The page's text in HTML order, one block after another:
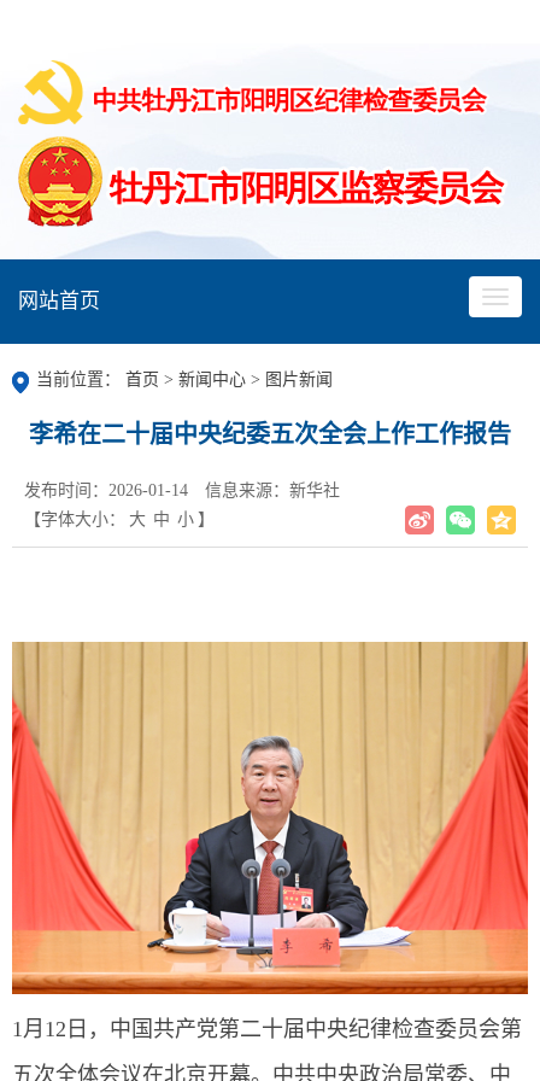
网站首页
当前位置： 首页 > 新闻中心 > 图片新闻
李希在二十届中央纪委五次全会上作工作报告
发布时间：2026-01-14
信息来源：新华社
【字体大小：
大 中 小 】
1月12日，中国共产党第二十届中央纪律检查委员会第
五次全体会议在北京开幕。中共中央政治局常委、中